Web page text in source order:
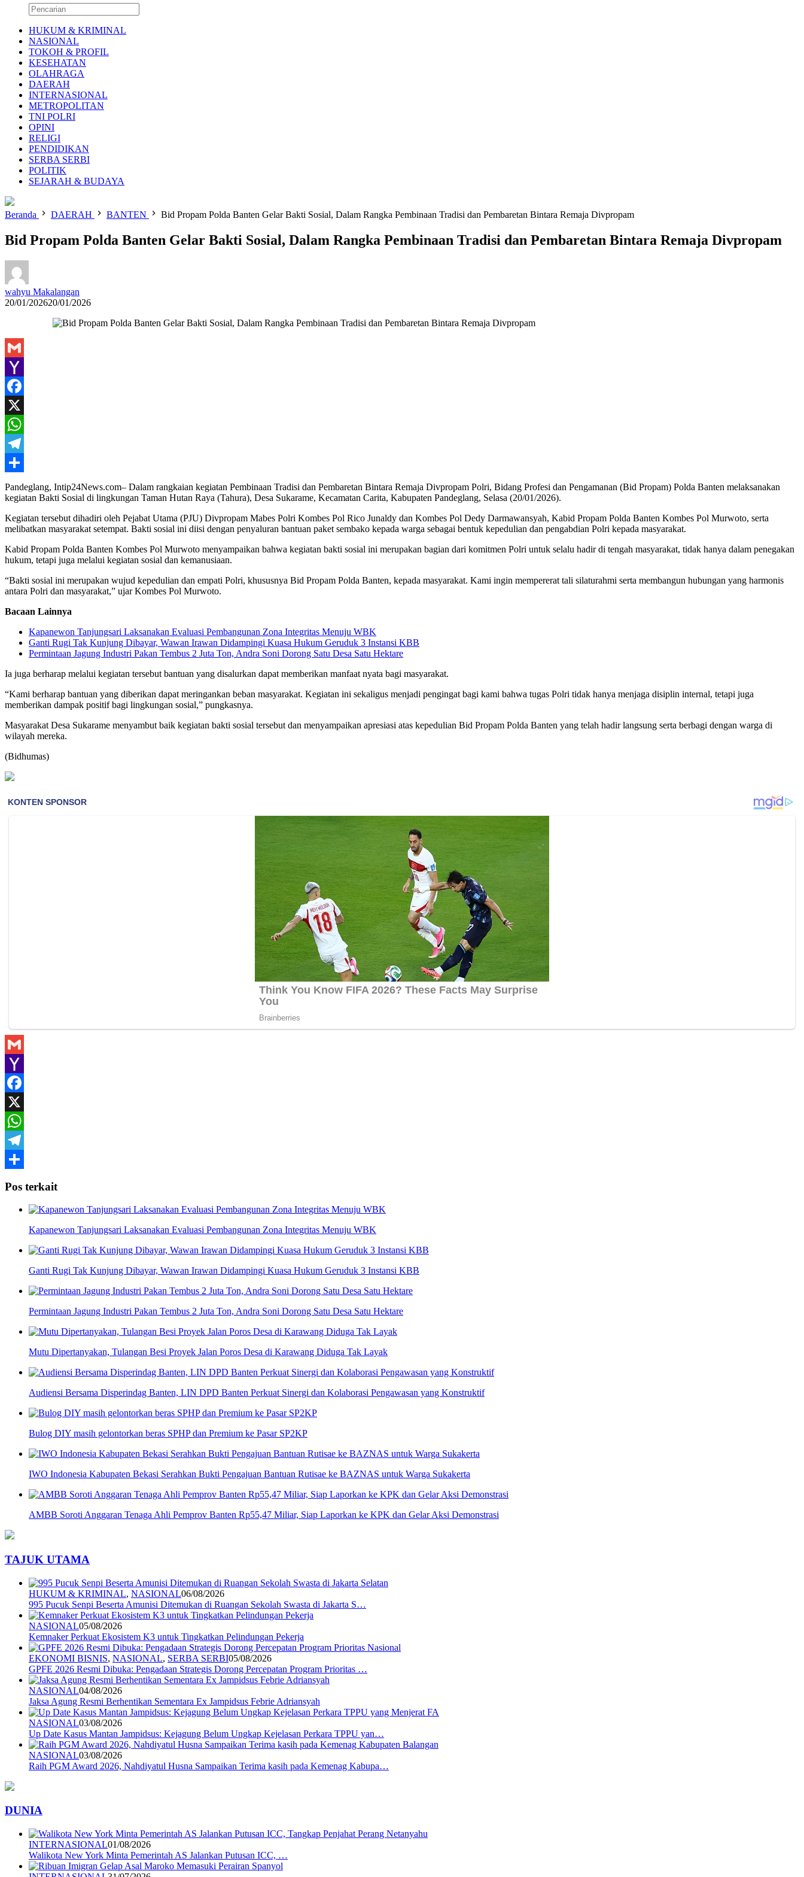
HUKUM & KRIMINAL
NASIONAL
TOKOH & PROFIL
KESEHATAN
OLAHRAGA
DAERAH
INTERNASIONAL
METROPOLITAN
TNI POLRI
OPINI
RELIGI
PENDIDIKAN
SERBA SERBI
POLITIK
SEJARAH & BUDAYA
Beranda DAERAH BANTEN Bid Propam Polda Banten Gelar Bakti Sosial, Dalam Rangka Pembinaan Tradisi dan Pembaretan Bintara Remaja Divpropam
Bid Propam Polda Banten Gelar Bakti Sosial, Dalam Rangka Pembinaan Tradisi dan Pembaretan Bintara Remaja Divpropam
wahyu Makalangan
20/01/202620/01/2026
Gmail
Yahoo
Mail
Facebook
X
WhatsApp
Telegram
Share
Pandeglang, Intip24News.com– Dalam rangkaian kegiatan Pembinaan Tradisi dan Pembaretan Bintara Remaja Divpropam Polri, Bidang Profesi dan Pengamanan (Bid Propam) Polda Banten melaksanakan
kegiatan Bakti Sosial di lingkungan Taman Hutan Raya (Tahura), Desa Sukarame, Kecamatan Carita, Kabupaten Pandeglang, Selasa (20/01/2026).
Kegiatan tersebut dihadiri oleh Pejabat Utama (PJU) Divpropam Mabes Polri Kombes Pol Rico Junaldy dan Kombes Pol Dedy Darmawansyah, Kabid Propam Polda Banten Kombes Pol Murwoto, serta
melibatkan masyarakat setempat. Bakti sosial ini diisi dengan penyaluran bantuan paket sembako kepada warga sebagai bentuk kepedulian dan pengabdian Polri kepada masyarakat.
Kabid Propam Polda Banten Kombes Pol Murwoto menyampaikan bahwa kegiatan bakti sosial ini merupakan bagian dari komitmen Polri untuk selalu hadir di tengah masyarakat, tidak hanya dalam penegakan
hukum, tetapi juga melalui kegiatan sosial dan kemanusiaan.
“Bakti sosial ini merupakan wujud kepedulian dan empati Polri, khususnya Bid Propam Polda Banten, kepada masyarakat. Kami ingin mempererat tali silaturahmi serta membangun hubungan yang harmonis
antara Polri dan masyarakat,” ujar Kombes Pol Murwoto.
Bacaan Lainnya
Kapanewon Tanjungsari Laksanakan Evaluasi Pembangunan Zona Integritas Menuju WBK
Ganti Rugi Tak Kunjung Dibayar, Wawan Irawan Didampingi Kuasa Hukum Geruduk 3 Instansi KBB
Permintaan Jagung Industri Pakan Tembus 2 Juta Ton, Andra Soni Dorong Satu Desa Satu Hektare
Ia juga berharap melalui kegiatan tersebut bantuan yang disalurkan dapat memberikan manfaat nyata bagi masyarakat.
“Kami berharap bantuan yang diberikan dapat meringankan beban masyarakat. Kegiatan ini sekaligus menjadi pengingat bagi kami bahwa tugas Polri tidak hanya menjaga disiplin internal, tetapi juga
memberikan dampak positif bagi lingkungan sosial,” pungkasnya.
Masyarakat Desa Sukarame menyambut baik kegiatan bakti sosial tersebut dan menyampaikan apresiasi atas kepedulian Bid Propam Polda Banten yang telah hadir langsung serta berbagi dengan warga di
wilayah mereka.
(Bidhumas)
Gmail
Yahoo
Mail
Facebook
X
WhatsApp
Telegram
Pos terkait
Kapanewon Tanjungsari Laksanakan Evaluasi Pembangunan Zona Integritas Menuju WBK
Ganti Rugi Tak Kunjung Dibayar, Wawan Irawan Didampingi Kuasa Hukum Geruduk 3 Instansi KBB
Permintaan Jagung Industri Pakan Tembus 2 Juta Ton, Andra Soni Dorong Satu Desa Satu Hektare
Mutu Dipertanyakan, Tulangan Besi Proyek Jalan Poros Desa di Karawang Diduga Tak Layak
Audiensi Bersama Disperindag Banten, LIN DPD Banten Perkuat Sinergi dan Kolaborasi Pengawasan yang Konstruktif
Bulog DIY masih gelontorkan beras SPHP dan Premium ke Pasar SP2KP
IWO Indonesia Kabupaten Bekasi Serahkan Bukti Pengajuan Bantuan Rutisae ke BAZNAS untuk Warga Sukakerta
AMBB Soroti Anggaran Tenaga Ahli Pemprov Banten Rp55,47 Miliar, Siap Laporkan ke KPK dan Gelar Aksi Demonstrasi
TAJUK UTAMA
HUKUM & KRIMINAL, NASIONAL06/08/2026
995 Pucuk Senpi Beserta Amunisi Ditemukan di Ruangan Sekolah Swasta di Jakarta S…
NASIONAL05/08/2026
Kemnaker Perkuat Ekosistem K3 untuk Tingkatkan Pelindungan Pekerja
EKONOMI BISNIS, NASIONAL, SERBA SERBI05/08/2026
GPFE 2026 Resmi Dibuka: Pengadaan Strategis Dorong Percepatan Program Prioritas …
NASIONAL04/08/2026
Jaksa Agung Resmi Berhentikan Sementara Ex Jampidsus Febrie Adriansyah
NASIONAL03/08/2026
Up Date Kasus Mantan Jampidsus: Kejagung Belum Ungkap Kejelasan Perkara TPPU yan…
NASIONAL03/08/2026
Raih PGM Award 2026, Nahdiyatul Husna Sampaikan Terima kasih pada Kemenag Kabupa…
DUNIA
INTERNASIONAL01/08/2026
Walikota New York Minta Pemerintah AS Jalankan Putusan ICC, …